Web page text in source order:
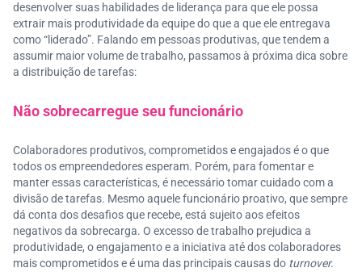
desenvolver suas habilidades de liderança para que ele possa
extrair mais produtividade da equipe do que a que ele entregava
como “liderado”. Falando em pessoas produtivas, que tendem a
assumir maior volume de trabalho, passamos à próxima dica sobre
a distribuição de tarefas:
Não sobrecarregue seu funcionário
Colaboradores produtivos, comprometidos e engajados é o que
todos os empreendedores esperam. Porém, para fomentar e
manter essas características, é necessário tomar cuidado com a
divisão de tarefas. Mesmo aquele funcionário proativo, que sempre
dá conta dos desafios que recebe, está sujeito aos efeitos
negativos da sobrecarga. O excesso de trabalho prejudica a
produtividade, o engajamento e a iniciativa até dos colaboradores
mais comprometidos e é uma das principais causas do turnover.